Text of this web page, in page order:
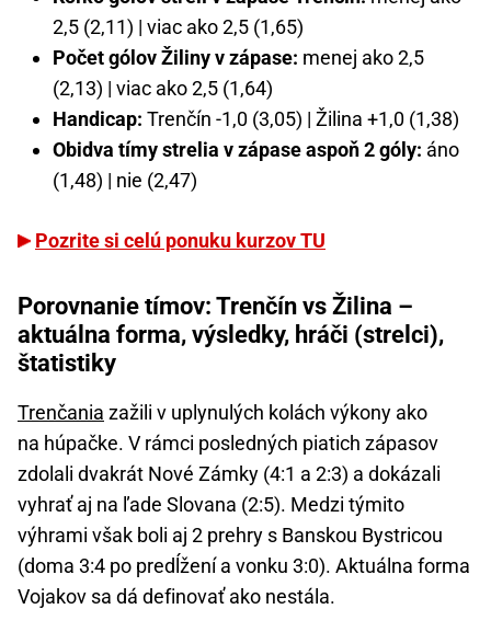
2,5 (2,11) | viac ako 2,5 (1,65)
Počet gólov Žiliny v zápase: menej ako 2,5
(2,13) | viac ako 2,5 (1,64)
Handicap: Trenčín -1,0 (3,05) | Žilina +1,0 (1,38)
Obidva tímy strelia v zápase aspoň 2 góly: áno
(1,48) | nie (2,47)
Pozrite si celú ponuku kurzov TU
Porovnanie tímov: Trenčín vs Žilina –
aktuálna forma, výsledky, hráči (strelci),
štatistiky
Trenčania zažili v uplynulých kolách výkony ako
na húpačke. V rámci posledných piatich zápasov
zdolali dvakrát Nové Zámky (4:1 a 2:3) a dokázali
vyhrať aj na ľade Slovana (2:5). Medzi týmito
výhrami však boli aj 2 prehry s Banskou Bystricou
(doma 3:4 po predĺžení a vonku 3:0). Aktuálna forma
Vojakov sa dá definovať ako nestála.